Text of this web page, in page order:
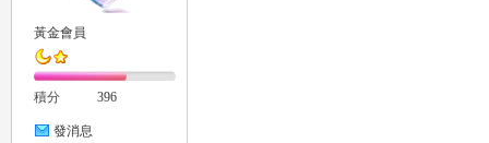
黃金會員
積分 396
發消息